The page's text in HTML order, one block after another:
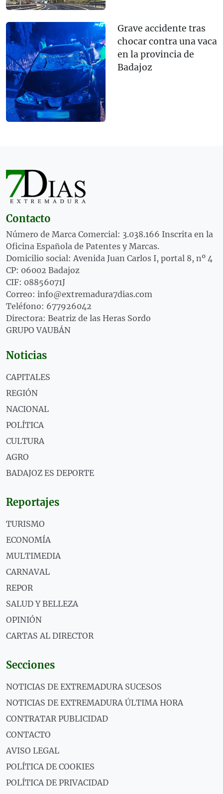
Grave accidente tras
chocar contra una vaca
en la provincia de
Badajoz
Contacto
Número de Marca Comercial: 3.038.166 Inscrita en la
Oficina Española de Patentes y Marcas.
Domicilio social: Avenida Juan Carlos I, portal 8, nº 4
CP: 06002 Badajoz
CIF: 08856071J
Correo: info@extremadura7dias.com
Teléfono: 677926042
Directora: Beatriz de las Heras Sordo
GRUPO VAUBÁN
Noticias
CAPITALES
REGIÓN
NACIONAL
POLÍTICA
CULTURA
AGRO
BADAJOZ ES DEPORTE
Reportajes
TURISMO
ECONOMÍA
MULTIMEDIA
CARNAVAL
REPOR
SALUD Y BELLEZA
OPINIÓN
CARTAS AL DIRECTOR
Secciones
NOTICIAS DE EXTREMADURA SUCESOS
NOTICIAS DE EXTREMADURA ÚLTIMA HORA
CONTRATAR PUBLICIDAD
CONTACTO
AVISO LEGAL
POLÍTICA DE COOKIES
POLÍTICA DE PRIVACIDAD